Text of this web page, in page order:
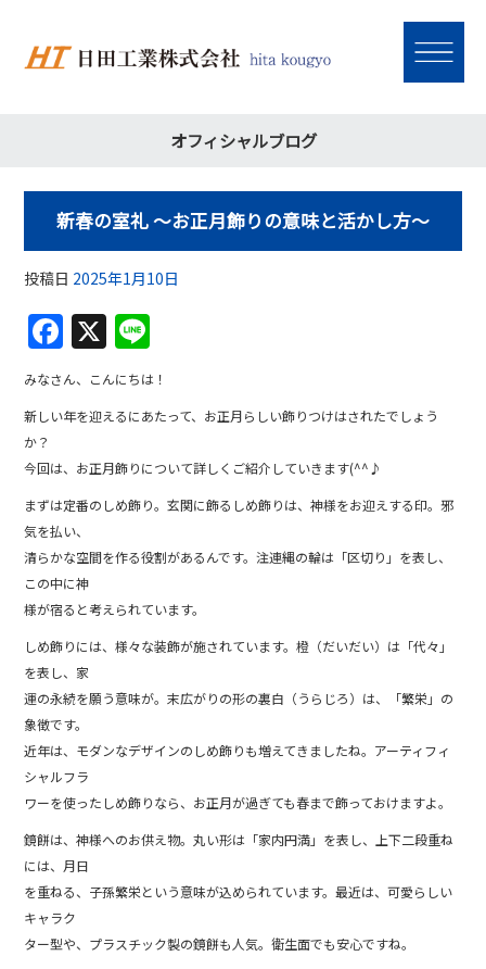
オフィシャルブログ
新春の室礼 〜お正月飾りの意味と活かし方〜
投稿日 2025年1月10日
F
a
c
e
b
o
o
k
X
n
e
みなさん、こんにちは！
新しい年を迎えるにあたって、お正月らしい飾りつけはされたでしょう
か？
今回は、お正月飾りについて詳しくご紹介していきます(^^♪
まずは定番のしめ飾り。玄関に飾るしめ飾りは、神様をお迎えする印。邪
気を払い、
清らかな空間を作る役割があるんです。注連縄の輪は「区切り」を表し、
この中に神
様が宿ると考えられています。
しめ飾りには、様々な装飾が施されています。橙（だいだい）は「代々」
を表し、家
運の永続を願う意味が。末広がりの形の裏白（うらじろ）は、「繁栄」の
象徴です。
近年は、モダンなデザインのしめ飾りも増えてきましたね。アーティフィ
シャルフラ
ワーを使ったしめ飾りなら、お正月が過ぎても春まで飾っておけますよ。
鏡餅は、神様へのお供え物。丸い形は「家内円満」を表し、上下二段重ね
には、月日
を重ねる、子孫繁栄という意味が込められています。最近は、可愛らしい
キャラク
ター型や、プラスチック製の鏡餅も人気。衛生面でも安心ですね。